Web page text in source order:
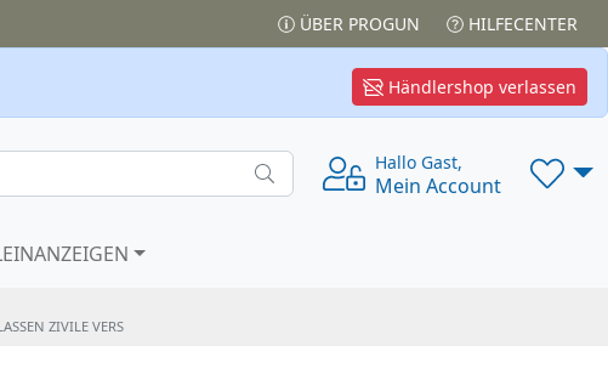
ÜBER PROGUN HILFECENTER
Händlershop verlassen
Hallo Gast,
Mein Account
ZIVILE VERS